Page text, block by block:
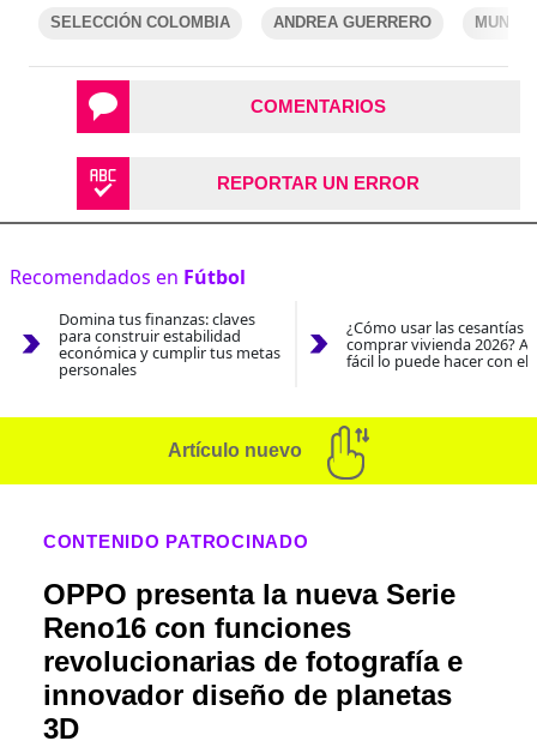
SELECCIÓN COLOMBIA ANDREA GUERRERO
COMENTARIOS
REPORTAR UN ERROR
Recomendados en Fútbol
Domina tus finanzas: claves
para construir estabilidad
económica y cumplir tus metas
personales
¿Cómo usar las cesantías
comprar vivienda 2026?
fácil lo puede hacer con el
Artículo nuevo
CONTENIDO PATROCINADO
OPPO presenta la nueva Serie
Reno16 con funciones
revolucionarias de fotografía e
innovador diseño de planetas
3D